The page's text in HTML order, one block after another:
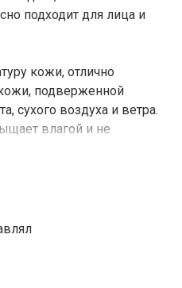
подходит для лица и
кожи, отлично
подверженной
сухого воздуха и ветра.
влагой и не
является
насыщенный
улучшает клеточную
оптимальный